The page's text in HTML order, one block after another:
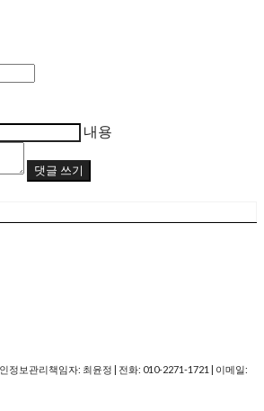
내용
댓글 쓰기
정보관리책임자: 최윤정 | 전화: 010-2271-1721 | 이메일: